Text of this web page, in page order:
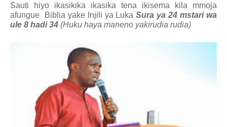
Sauti hiyo ikasikika ikasika tena ikisema kila mmoja
afungue
Biblia yake Injili ya LukaSura ya 24 mstari wa
ule 8 hadi 34 (Huku haya maneno yakirudia rudia)